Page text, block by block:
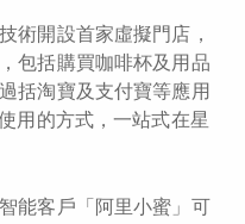
術開設首家虛擬門店 ，
包括購買咖啡杯及用品
括淘寶及支付寶等應用
用的方式，一站式在星
能客戶「阿里小蜜」可